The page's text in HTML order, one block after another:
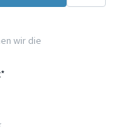
wir die